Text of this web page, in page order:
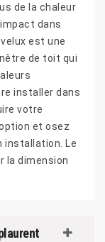
de la chaleur
dans
est une
de toit qui
installer dans
votre
et osez
installation. Le
la dimension